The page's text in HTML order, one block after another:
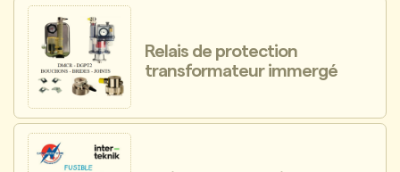
Relais de protection
transformateur immergé